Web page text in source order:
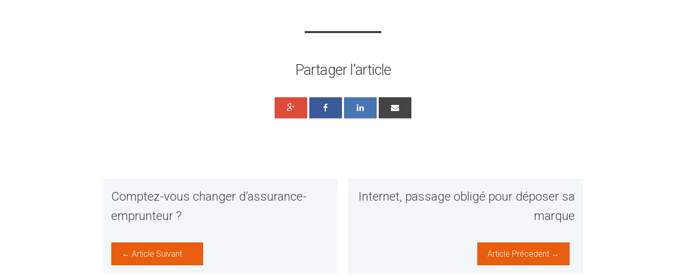
Partager l'article
Comptez-vous changer d’assurance-
emprunteur ?
← Article Suivant
Internet, passage obligé pour déposer sa
marque
Article Précedent →